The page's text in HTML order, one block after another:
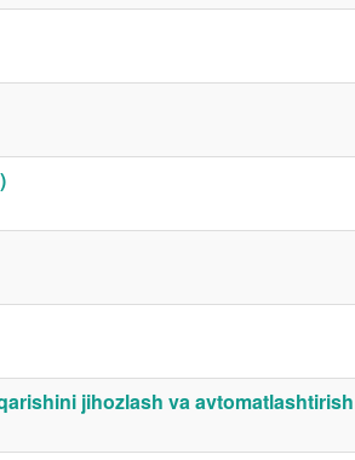
jihozlash va avtomatlashtirish